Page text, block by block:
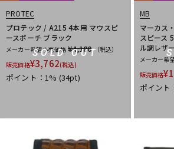
SOLD OUT
PROTEC
プロテック / A215 4本用 マウスピ
ースポーチ ブラック
メーカー希望小売価格 ¥4,180 （税込）
販売価格¥3,762(税込)
ポイント：1% (34pt)
MB
マーカス
スピース
ル調レザ
メーカー希
販売価格¥
ポイン